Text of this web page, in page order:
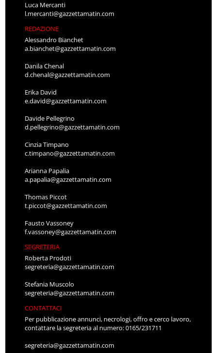
Luca Mercanti
l.mercanti@gazzettamatin.com
REDAZIONE
Alessandro Bianchet
a.bianchet@gazzettamatin.com
Danila Chenal
d.chenal@gazzettamatin.com
Erika David
e.david@gazzettamatin.com
Davide Pellegrino
d.pellegrino@gazzettamatin.com
Cinzia Timpano
c.timpano@gazzettamatin.com
Arianna Papalia
a.papalia@gazzettamatin.com
Thomas Piccot
t.piccot@gazzettamatin.com
Fausto Vassoney
f.vassoney@gazzettamatin.com
SEGRETERIA
Roberta Prodoti
segreteria@gazzettamatin.com
Stefania Muscolo
segreteria@gazzettamatin.com
CONTATTACI
Per pubblicazione annunci, necrologi, offro e cerco lavoro,
contattare la segreteria al numero: 0165/231711
segreteria@gazzettamatin.com